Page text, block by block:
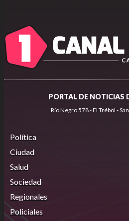
PORTAL DE NOTICIAS
Río Negro 578 - El Trébol -
Política
Ciudad
Salud
Sociedad
Regionales
Policiales